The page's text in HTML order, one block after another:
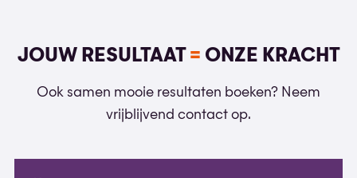
JOUW RESULTAAT = ONZE KRACHT
Ook samen mooie resultaten boeken? Neem
vrijblijvend contact op.